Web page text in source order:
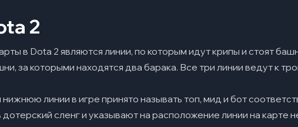
2
в Dota 2 являются линии, по которым идут крипы и стоят
за которыми находятся два барака. Все три линии ведут к
линии в игре принято называть топ, мид и бот
сленг и указывают на расположение линии на карте